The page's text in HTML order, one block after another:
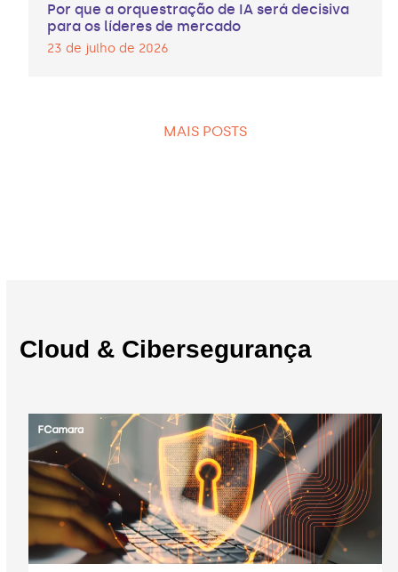
Por que a orquestração de IA será decisiva
para os líderes de mercado
23 de julho de 2026
MAIS POSTS
Cloud & Cibersegurança